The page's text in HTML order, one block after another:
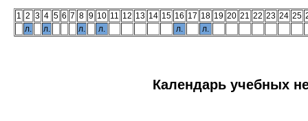
1 2 3 4 5 6 7 8 9 10 11 12 13 14 15 16 17 18 19 20 21 22 23 24 25
л.
л. л. л. л. л.
Календарь учебных